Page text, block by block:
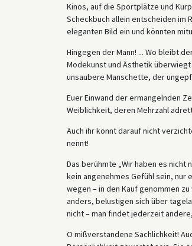
Kinos, auf die Sportplätze und
Scheckbuch allein entscheiden im
eleganten Bild ein und könnten
Hingegen der Mann! ... Wo bleibt
Modekunst und Ästhetik
unsaubere Manschette, der
Euer Einwand der ermangelnden
Weiblichkeit, deren Mehrzahl
Auch ihr könnt darauf nicht
nennt!
Das berühmte „Wir haben es nicht
kein angenehmes Gefühl sein, nur
wegen – in den Kauf genommen
anders, belustigen sich über
nicht – man findet jederzeit
O mißverstandene Sachlichkeit!